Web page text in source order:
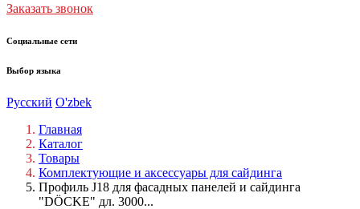
Заказать звонок
Социальные сети
Выбор языка
Русский O'zbek
Главная
Каталог
Товары
Комплектующие и аксессуары для сайдинга
Профиль J18 для фасадных панелей и сайдинга
"DÖCKE" дл. 3000...